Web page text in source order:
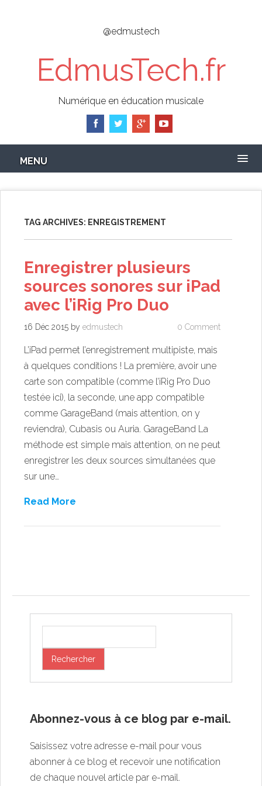
@edmustech
EdmusTech.fr
Numérique en éducation musicale
MENU
TAG ARCHIVES: ENREGISTREMENT
Enregistrer plusieurs
sources sonores sur iPad
avec l’iRig Pro Duo
16 Déc 2015 by edmustech 0 Comment
L’iPad permet l’enregistrement multipiste, mais
à quelques conditions ! La première, avoir une
carte son compatible (comme l’iRig Pro Duo
testée ici), la seconde, une app compatible
comme GarageBand (mais attention, on y
reviendra), Cubasis ou Auria. GarageBand La
méthode est simple mais attention, on ne peut
enregistrer les deux sources simultanées que
sur une…
Read More
Abonnez-vous à ce blog par e-mail.
Saisissez votre adresse e-mail pour vous
abonner à ce blog et recevoir une notification
de chaque nouvel article par e-mail.